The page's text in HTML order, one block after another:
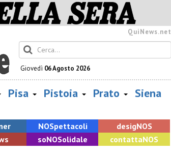
QuiNews.net
Giovedì 06 Agosto 2026
Pisa Pistoia Prato Siena
NOSpettacoli desigNOS
soNOSolidale contattaNOS